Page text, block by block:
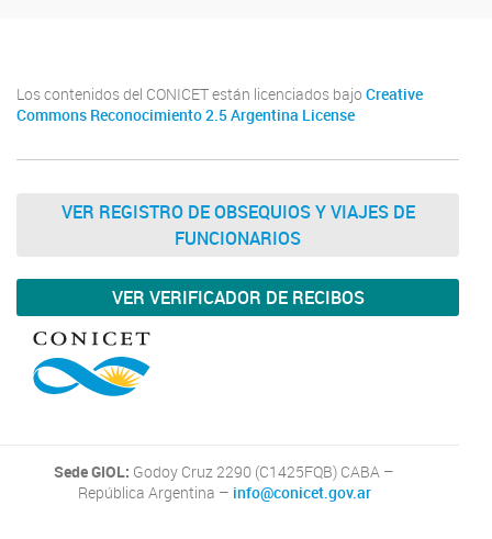
Los contenidos del CONICET están licenciados bajo Creative
Commons Reconocimiento 2.5 Argentina License
VER REGISTRO DE OBSEQUIOS Y VIAJES DE
FUNCIONARIOS
VER VERIFICADOR DE RECIBOS
Sede GIOL: Godoy Cruz 2290 (C1425FQB) CABA –
República Argentina – info@conicet.gov.ar